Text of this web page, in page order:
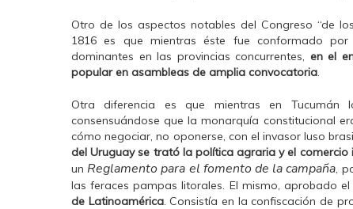
Otro de los aspectos notables del Congreso “de
1816 es que mientras éste fue conformado
dominantes en las provincias concurrentes, en el
popular en asambleas de amplia convocatoria.
Otra diferencia es que mientras en Tucumán
consensuándose que la monarquía constitucional
cómo negociar, no oponerse, con el invasor luso
del Uruguay se trató la política agraria y el comercio
un Reglamento para el fomento de la campaña,
las feraces pampas litorales. El mismo, aprobado
de Latinoamérica. Consistía en la confiscación de